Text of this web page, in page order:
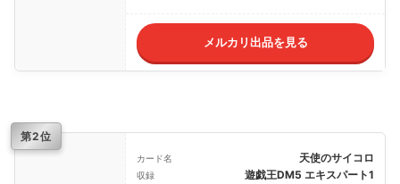
メルカリ出品を見る
第2位
カード名 天使のサイコロ
収録 遊戯王DM5 エキスパート1